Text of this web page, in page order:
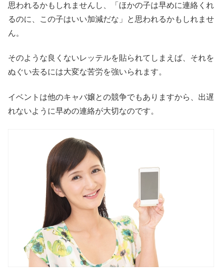
思われるかもしれませんし、「ほかの子は早めに連絡くれ
るのに、この子はいい加減だな」と思われるかもしれませ
ん。
そのような良くないレッテルを貼られてしまえば、それを
ぬぐい去るには大変な苦労を強いられます。
イベントは他のキャバ嬢との競争でもありますから、出遅
れないように早めの連絡が大切なのです。